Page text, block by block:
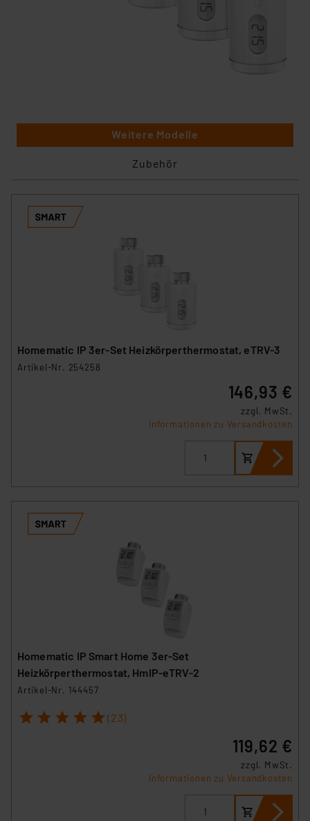
Weitere Modelle
Zubehör
Homematic IP 3er-Set Heizkörperthermostat, eTRV-3
Artikel-Nr. 254258
146,93 €
zzgl. MwSt.
Informationen zu Versandkosten
Homematic IP Smart Home 3er-Set
Heizkörperthermostat, HmIP-eTRV-2
Artikel-Nr. 144457
1 2 3 4 5 (23)
119,62 €
zzgl. MwSt.
Informationen zu Versandkosten